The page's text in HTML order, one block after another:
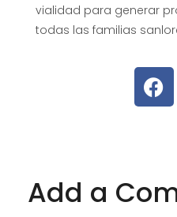
vialidad para generar
todas las familias
Add a